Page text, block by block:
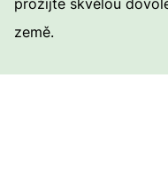
prožijte skvělou
země.